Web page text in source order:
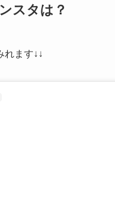
スタは？
れます↓↓